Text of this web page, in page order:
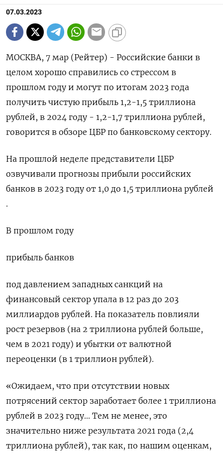
07.03.2023
МОСКВА, 7 мар (Рейтер) - Российские банки в
целом хорошо справились со стрессом в
прошлом году и могут по итогам 2023 года
получить чистую прибыль 1,2-1,5 триллиона
рублей, в 2024 году - 1,2-1,7 триллиона рублей,
говорится в обзоре ЦБР по банковскому сектору.
На прошлой неделе представители ЦБР
озвучивали прогнозы прибыли российских
банков в 2023 году от 1,0 до 1,5 триллиона рублей
.
В прошлом году
прибыль банков
под давлением западных санкций на
финансовый сектор упала в 12 раз до 203
миллиардов рублей. На показатель повлияли
рост резервов (на 2 триллиона рублей больше,
чем в 2021 году) и убытки от валютной
переоценки (в 1 триллион рублей).
«Ожидаем, что при отсутствии новых
потрясений сектор заработает более 1 триллиона
рублей в 2023 году... Тем не менее, это
значительно ниже результата 2021 года (2,4
триллиона рублей), так как, по нашим оценкам,